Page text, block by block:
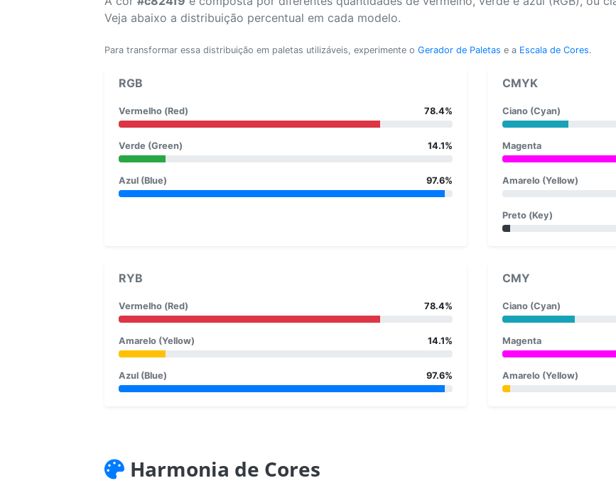
Veja abaixo a distribuição percentual em cada modelo.
Para transformar essa distribuição em paletas utilizáveis, experimente o Gerador de Paletas e a Escala de Cores.
RGB
Vermelho (Red) 78.4%
Verde (Green) 14.1%
Azul (Blue) 97.6%
CMYK
Ciano (Cyan)
Magenta
Amarelo (Yellow)
Preto (Key)
RYB
Vermelho (Red) 78.4%
Amarelo (Yellow) 14.1%
Azul (Blue) 97.6%
CMY
Ciano (Cyan)
Magenta
Amarelo (Yellow)
Harmonia de Cores